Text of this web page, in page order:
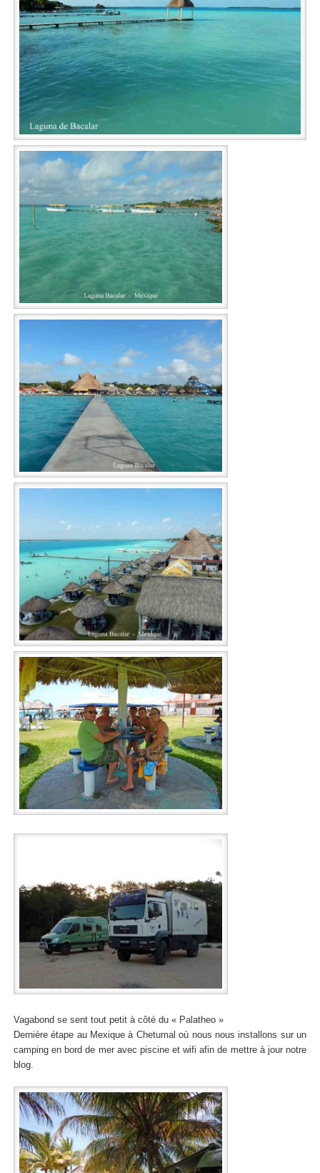
Vagabond se sent tout petit à côté du « Palatheo »
Dernière étape au Mexique à Chetumal où nous nous installons sur un
camping en bord de mer avec piscine et wifi afin de mettre à jour notre
blog.